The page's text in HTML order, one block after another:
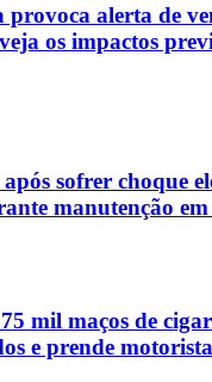
provoca alerta de
os impactos
sofrer choque
manutenção em
mil maços de
e prende